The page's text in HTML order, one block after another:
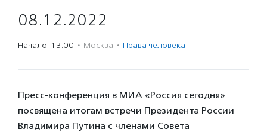
08.12.2022
Начало: 13:00 · Москва · Права человека
Пресс-конференция в МИА «Россия сегодня»
посвящена итогам встречи Президента России
Владимира Путина с членами Совета